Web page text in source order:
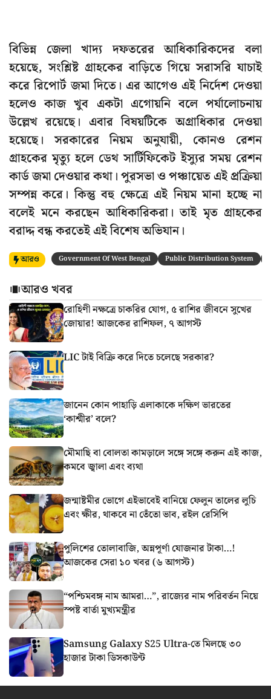
বিভিন্ন জেলা খাদ্য দফতরের আধিকারিকদের বলা
হয়েছে, সংশ্লিষ্ট গ্রাহকের বাড়িতে গিয়ে সরাসরি যাচাই
করে রিপোর্ট জমা দিতে। এর আগেও এই নির্দেশ দেওয়া
হলেও কাজ খুব একটা এগোয়নি বলে পর্যালোচনায়
উল্লেখ রয়েছে। এবার বিষয়টিকে অগ্রাধিকার দেওয়া
হয়েছে। সরকারের নিয়ম অনুযায়ী, কোনও রেশন
গ্রাহকের মৃত্যু হলে ডেথ সার্টিফিকেট ইস্যুর সময় রেশন
কার্ড জমা দেওয়ার কথা। পুরসভা ও পঞ্চায়েত এই প্রক্রিয়া
সম্পন্ন করে। কিন্তু বহু ক্ষেত্রে এই নিয়ম মানা হচ্ছে না
বলেই মনে করছেন আধিকারিকরা। তাই মৃত গ্রাহকের
বরাদ্দ বন্ধ করতেই এই বিশেষ অভিযান।
আরও Government Of West Bengal Public Distribution System
আরও খবর
রোহিণী নক্ষত্রে চাকরির যোগ, ৫ রাশির জীবনে সুখের
জোয়ার! আজকের রাশিফল, ৭ আগস্ট
LIC টাই বিক্রি করে দিতে চলেছে সরকার?
জানেন কোন পাহাড়ি এলাকাকে দক্ষিণ ভারতের
‘কাশ্মীর’ বলে?
মৌমাছি বা বোলতা কামড়ালে সঙ্গে সঙ্গে করুন এই কাজ,
কমবে জ্বালা এবং ব্যথা
জন্মাষ্টমীর ভোগে এইভাবেই বানিয়ে ফেলুন তালের লুচি
এবং ক্ষীর, থাকবে না তেঁতো ভাব, রইল রেসিপি
পুলিশের তোলাবাজি, অন্নপূর্ণা যোজনার টাকা…!
আজকের সেরা ১০ খবর (৬ আগস্ট)
“পশ্চিমবঙ্গ নাম আমরা…”, রাজ্যের নাম পরিবর্তন নিয়ে
স্পষ্ট বার্তা মুখ্যমন্ত্রীর
Samsung Galaxy S25 Ultra-তে মিলছে ৩০
হাজার টাকা ডিসকাউন্ট